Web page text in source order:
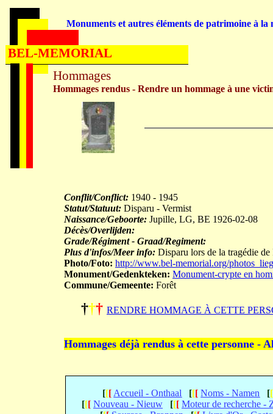
Conflit/Conflict: 1940 - 1945
Statut/Statuut: Disparu - Vermist
Naissance/Geboorte: Jupille, LG, BE 1926-02-08
Décès/Overlijden:
Grade/Régiment - Graad/Regiment:
Plus d'infos/Meer info: Disparu lors de la tragédie
Photo/Foto: http://www.bel-memorial.org/
Monument/Gedenkteken: Monument-crypte en
Commune/Gemeente: Forêt
††† RENDRE HOMMAGE À CETTE
Hommages déjà rendus à cette personne -
[[[ Accueil - Onthaal [[[ Noms - Namen [[
[[[ Nouveau - Nieuw [[[ Moteur de recherche -
Hommages
Hommages rendus - Rendre un hommage à une
Monuments et autres éléments de patrimoine à la
BEL-MEMORIAL